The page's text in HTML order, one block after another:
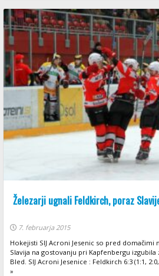
Železarji ugnali Feldkirch, poraz
7. februarja 2015
Hokejisti SIJ Acroni Jesenic so pred domačimi
Slavija na gostovanju pri Kapfenbergu izgubila
Bled. SIJ Acroni Jesenice : Feldkirch 6:3 (1:1,
»